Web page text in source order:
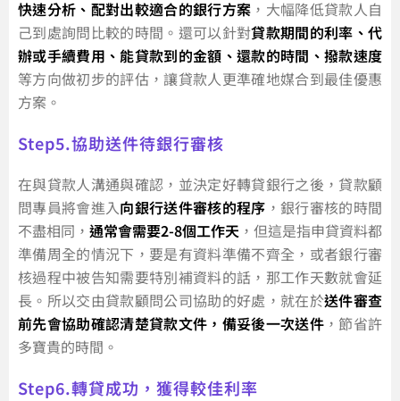
快速分析、配對出較適合的銀行方案 ，大幅降低貸款人自
己到處詢問比較的時間。還可以針對貸款期間的利率、代
辦或手續費用、能貸款到的金額、還款的時間、撥款速度
等方向做初步的評估，讓貸款人更準確地媒合到最佳優惠
方案。
Step5.協助送件待銀行審核
在與貸款人溝通與確認，並決定好轉貸銀行之後，貸款顧
問專員將會進入向銀行送件審核的程序 ，銀行審核的時間
不盡相同， 通常會需要2-8個工作天 ，但這是指申貸資料都
準備周全的情況下，要是有資料準備不齊全，或者銀行審
核過程中被告知需要特別補資料的話，那工作天數就會延
長。所以交由貸款顧問公司協助的好處，就在於送件審查
前先會協助確認清楚貸款文件，備妥後一次送件 ，節省許
多寶貴的時間。
Step6.轉貸成功，獲得較佳利率